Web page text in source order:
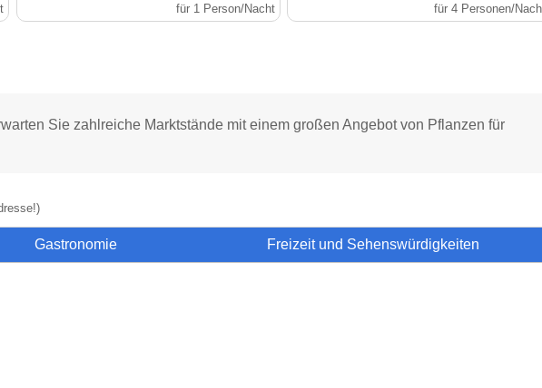
für 1 Person/Nacht für 4 Personen/
Sie zahlreiche Marktstände mit einem großen Angebot von Pflanzen für
Gastronomie Freizeit und Sehenswürdigkeiten